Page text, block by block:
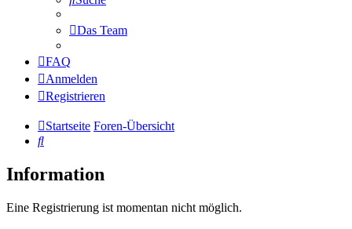
Das Team
FAQ
Anmelden
Registrieren
Startseite Foren-Übersicht
Suche
Information
Eine Registrierung ist momentan nicht möglich.